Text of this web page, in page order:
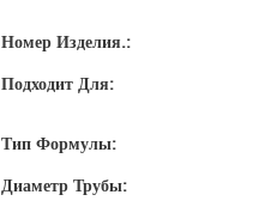
Номер Изделия.:
Подходит Для:
Тип Формулы:
Диаметр Трубы: